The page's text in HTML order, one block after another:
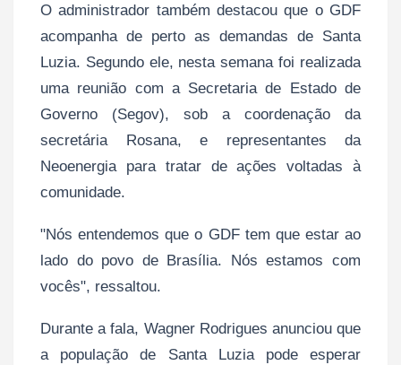
O administrador também destacou que o GDF
acompanha de perto as demandas de Santa
Luzia. Segundo ele, nesta semana foi realizada
uma reunião com a Secretaria de Estado de
Governo (Segov), sob a coordenação da
secretária Rosana, e representantes da
Neoenergia para tratar de ações voltadas à
comunidade.
"Nós entendemos que o GDF tem que estar ao
lado do povo de Brasília. Nós estamos com
vocês", ressaltou.
Durante a fala, Wagner Rodrigues anunciou que
a população de Santa Luzia pode esperar